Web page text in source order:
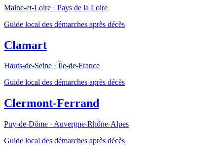
Maine-et-Loire · Pays de la Loire
Guide local des démarches après décès
Clamart
Hauts-de-Seine · Île-de-France
Guide local des démarches après décès
Clermont-Ferrand
Puy-de-Dôme · Auvergne-Rhône-Alpes
Guide local des démarches après décès